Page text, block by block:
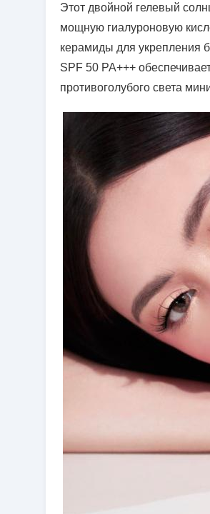
Этот двойной гелевый
мощную гиалуроновую
керамиды для укрепления
SPF 50 PA+++
противоголубого света